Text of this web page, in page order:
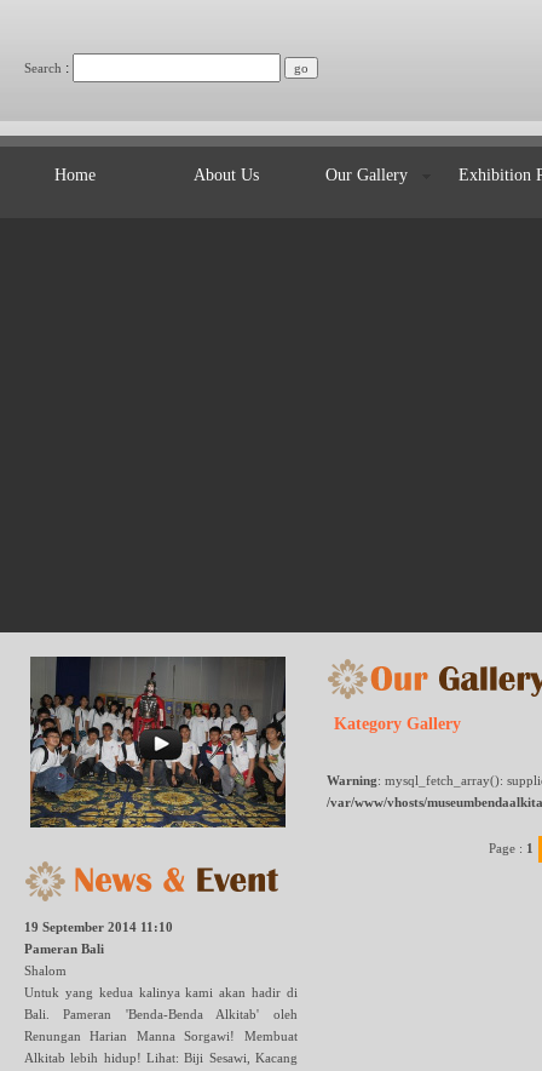
Search :
Home About Us Our Gallery Exhibition
19 September 2014 11:10
Pameran Bali
Shalom
Untuk yang kedua kalinya kami akan hadir di
Bali. Pameran 'Benda-Benda Alkitab' oleh
Renungan Harian Manna Sorgawi! Membuat
Alkitab lebih hidup! Lihat: Biji Sesawi, Kacang
Kategory Gallery
Warning: mysql_fetch_array():
/var/www/vhosts/
Page : 1